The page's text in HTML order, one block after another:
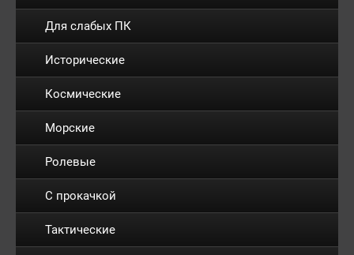
Для слабых ПК
Исторические
Космические
Морские
Ролевые
С прокачкой
Тактические